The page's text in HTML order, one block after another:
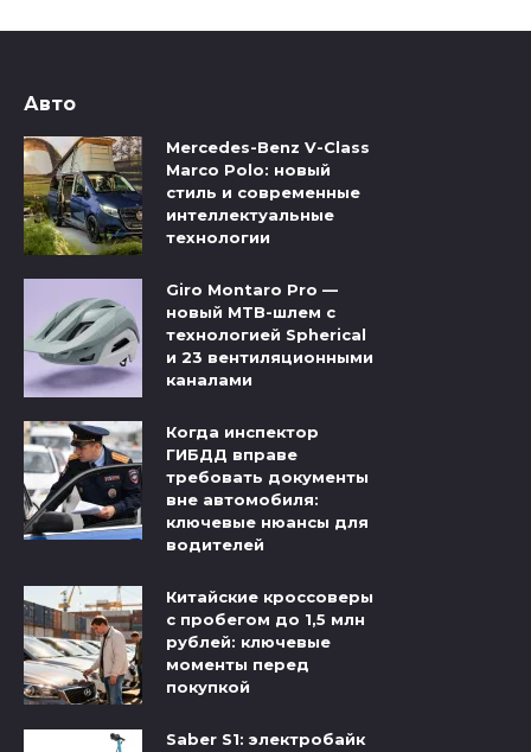
Авто
Mercedes-Benz V-Class
Marco Polo: новый
стиль и современные
интеллектуальные
технологии
Giro Montaro Pro —
новый MTB-шлем с
технологией Spherical
и 23 вентиляционными
каналами
Когда инспектор
ГИБДД вправе
требовать документы
вне автомобиля:
ключевые нюансы для
водителей
Китайские кроссоверы
с пробегом до 1,5 млн
рублей: ключевые
моменты перед
покупкой
Saber S1: электробайк